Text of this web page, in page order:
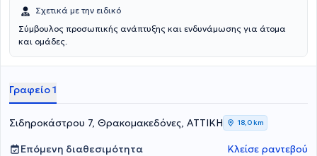
Σχετικά με την ειδικό
Σύμβουλος προσωπικής ανάπτυξης και ενδυνάμωσης για άτομα
και ομάδες.
Γραφείο 1
Σιδηροκάστρου 7, Θρακομακεδόνες, ΑΤΤΙΚΗ 18,0 km
Επόμενη διαθεσιμότητα Κλείσε ραντεβού